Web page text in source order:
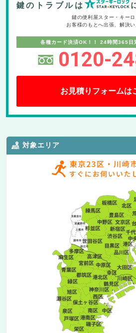
鍵のトラブルは
鍵の便利屋スター・キー
お客様のもとへ出張、解決
各種カード決済OK！！ 24時間365日
0120-
お見積りフォームは
対象エリア